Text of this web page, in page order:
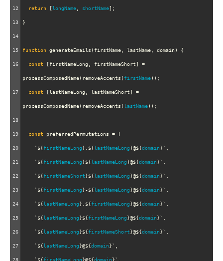
12 return longName, shortName ];
13 }
14
15 function generateEmails ( firstName, lastName, domain) {
16 const firstNameLong , firstNameShort =
processComposedName( removeAccents ( firstName));
17 const lastNameLong , lastNameShort =
processComposedName( removeAccents ( lastName));
18
19 const preferredPermutations =
20 `${ firstNameLong }.${ lastNameLong }@${domain }` ,
21 `${ firstNameLong }${ lastNameLong }@${domain }` ,
22 `${ firstNameShort }${ lastNameLong }@${domain }` ,
23 `${ firstNameLong }-${ lastNameLong }@${domain }` ,
24 `${ lastNameLong }.${ firstNameLong }@${domain }` ,
25 `${ lastNameLong }${ firstNameLong }@${domain }` ,
26 `${ lastNameLong }${ firstNameShort }@${domain }` ,
27 `${ lastNameLong }@${domain }` ,